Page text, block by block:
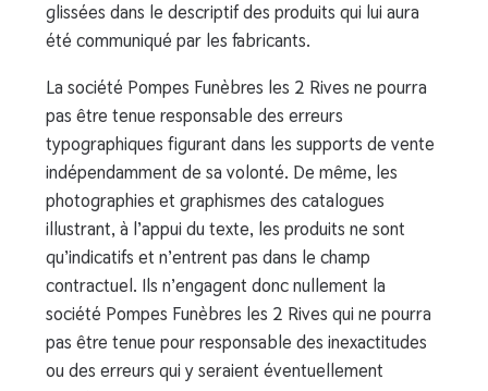
glissées dans le descriptif des produits qui lui aura
été communiqué par les fabricants.
La société Pompes Funèbres les 2 Rives ne pourra
pas être tenue responsable des erreurs
typographiques figurant dans les supports de vente
indépendamment de sa volonté. De même, les
photographies et graphismes des catalogues
illustrant, à l’appui du texte, les produits ne sont
qu’indicatifs et n’entrent pas dans le champ
contractuel. Ils n’engagent donc nullement la
société Pompes Funèbres les 2 Rives qui ne pourra
pas être tenue pour responsable des inexactitudes
ou des erreurs qui y seraient éventuellement